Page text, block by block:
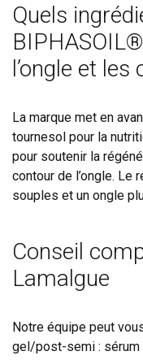
Quels
l’ongle et les
La marque met en
tournesol pour la
pour soutenir la
contour de l’ongle. Le
souples et un ongle
Conseil
Lamalgue
Notre équipe peut
gel/post-semi : sérum